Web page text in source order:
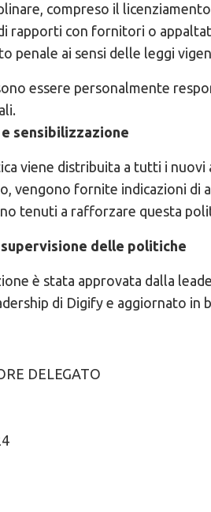
compreso il licenziamento
rapporti con fornitori o
penale ai sensi delle leggi
essere personalmente
e sensibilizzazione
viene distribuita a tutti i
vengono fornite indicazioni
tenuti a rafforzare questa
supervisione delle politiche
è stata approvata dalla
di Digify e aggiornato in
DELEGATO